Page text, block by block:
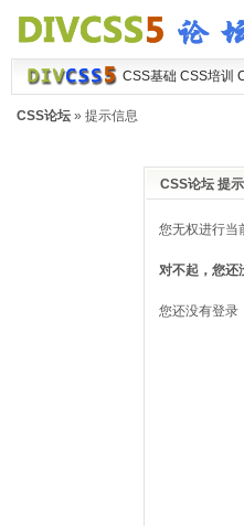
CSS基础 CSS培训
CSS论坛» 提示信息
CSS论坛 提
您无权进行当
对不起，您还
您还没有登录